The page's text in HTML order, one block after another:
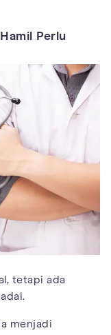
Perlu
tetapi ada
menjadi